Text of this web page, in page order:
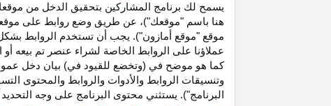
يسمح لك برنامج المشاركين بتحقيق الدخل من
هنا باسم "موقعك")، عن طريق وضع روابط على
موقع "موقع أمازون"). يجب أن تستخدم الروابط بشكل
عملاؤنا على الروابط الخاصة لشراء عنصر تم بيعه
كما هو موضح في (وتخضع للقيود في) بيان دخل
وتنسيقات الروابط والأدوات والروابط والمحتوى
البرنامج"). يستثني محتوى البرنامج على وجه